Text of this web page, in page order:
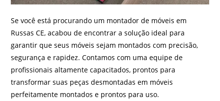
Se você está procurando um montador de móveis em
Russas CE, acabou de encontrar a solução ideal para
garantir que seus móveis sejam montados com precisão,
segurança e rapidez. Contamos com uma equipe de
profissionais altamente capacitados, prontos para
transformar suas peças desmontadas em móveis
perfeitamente montados e prontos para uso.